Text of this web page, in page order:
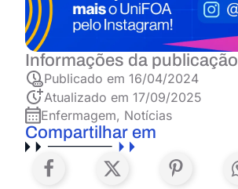
Informações da publicação
Publicado em 16/04/2024
Atualizado em 17/09/2025
Enfermagem, Notícias
Compartilhar em